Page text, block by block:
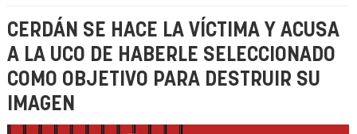
CERDÁN SE HACE LA VÍCTIMA Y ACUSA
A LA UCO DE HABERLE SELECCIONADO
COMO OBJETIVO PARA DESTRUIR SU
IMAGEN